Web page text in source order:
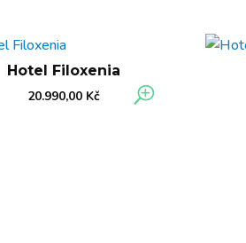
Hotel Filoxenia
20.990,00 Kč